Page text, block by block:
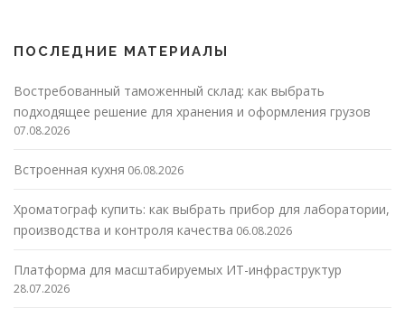
ПОСЛЕДНИЕ МАТЕРИАЛЫ
Востребованный таможенный склад: как выбрать
подходящее решение для хранения и оформления грузов
07.08.2026
Встроенная кухня 06.08.2026
Хроматограф купить: как выбрать прибор для лаборатории,
производства и контроля качества 06.08.2026
Платформа для масштабируемых ИТ-инфраструктур
28.07.2026